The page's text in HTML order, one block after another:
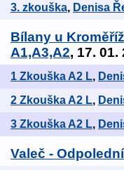
3. zkouška, Denisa
Bílany u
A1,A3,A2, 17. 01.
1 Zkouška A2 L,
2 Zkouška A2 L,
3 Zkouška A2 L,
Valeč -